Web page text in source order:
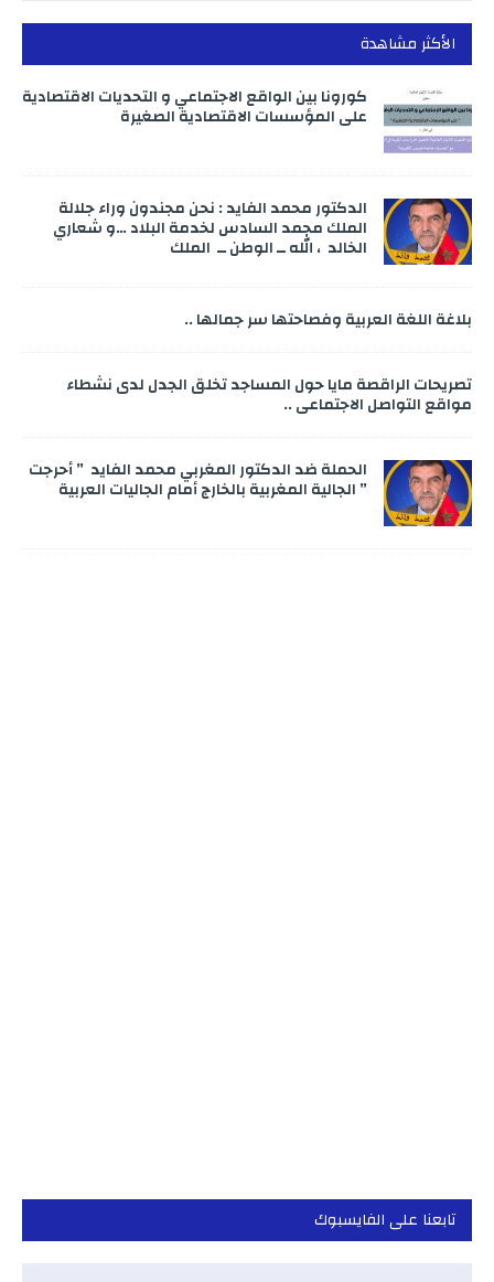
الأكثر مشاهدة
كورونا بين الواقع الاجتماعي و التحديات الاقتصادية
على المؤسسات الاقتصادية الصغيرة
الدكتور محمد الفايد : نحن مجندون وراء جلالة
الملك محمد السادس لخدمة البلاد …و شعاري
الخالد ، الله ــ الوطن ــ الملك
بلاغة اللغة العربية وفصاحتها سر جمالها ..
تصريحات الراقصة مايا حول المساجد تخلق الجدل لدى نشطاء
مواقع التواصل الاجتماعي ..
الحملة ضد الدكتور المغربي محمد الفايد ” أحرجت
” الجالية المغربية بالخارج أمام الجاليات العربية
تابعنا على الفايسبوك